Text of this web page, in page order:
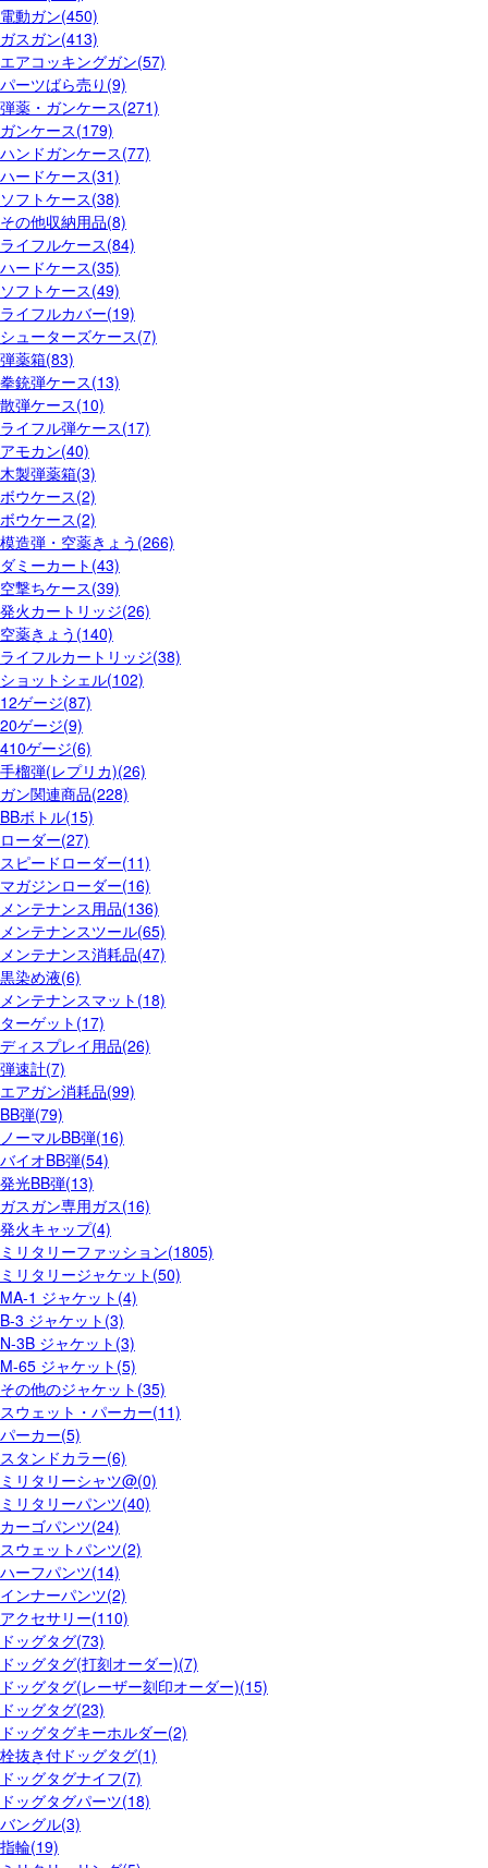
電動ガン(450)
ガスガン(413)
エアコッキングガン(57)
パーツばら売り(9)
弾薬・ガンケース(271)
ガンケース(179)
ハンドガンケース(77)
ハードケース(31)
ソフトケース(38)
その他収納用品(8)
ライフルケース(84)
ハードケース(35)
ソフトケース(49)
ライフルカバー(19)
シューターズケース(7)
弾薬箱(83)
拳銃弾ケース(13)
散弾ケース(10)
ライフル弾ケース(17)
アモカン(40)
木製弾薬箱(3)
ボウケース(2)
ボウケース(2)
模造弾・空薬きょう(266)
ダミーカート(43)
空撃ちケース(39)
発火カートリッジ(26)
空薬きょう(140)
ライフルカートリッジ(38)
ショットシェル(102)
12ゲージ(87)
20ゲージ(9)
410ゲージ(6)
手榴弾(レプリカ)(26)
ガン関連商品(228)
BBボトル(15)
ローダー(27)
スピードローダー(11)
マガジンローダー(16)
メンテナンス用品(136)
メンテナンスツール(65)
メンテナンス消耗品(47)
黒染め液(6)
メンテナンスマット(18)
ターゲット(17)
ディスプレイ用品(26)
弾速計(7)
エアガン消耗品(99)
BB弾(79)
ノーマルBB弾(16)
バイオBB弾(54)
発光BB弾(13)
ガスガン専用ガス(16)
発火キャップ(4)
ミリタリーファッション(1805)
ミリタリージャケット(50)
MA-1 ジャケット(4)
B-3 ジャケット(3)
N-3B ジャケット(3)
M-65 ジャケット(5)
その他のジャケット(35)
スウェット・パーカー(11)
パーカー(5)
スタンドカラー(6)
ミリタリーシャツ@(0)
ミリタリーパンツ(40)
カーゴパンツ(24)
スウェットパンツ(2)
ハーフパンツ(14)
インナーパンツ(2)
アクセサリー(110)
ドッグタグ(73)
ドッグタグ(打刻オーダー)(7)
ドッグタグ(レーザー刻印オーダー)(15)
ドッグタグ(23)
ドッグタグキーホルダー(2)
栓抜き付ドッグタグ(1)
ドッグタグナイフ(7)
ドッグタグパーツ(18)
バングル(3)
指輪(19)